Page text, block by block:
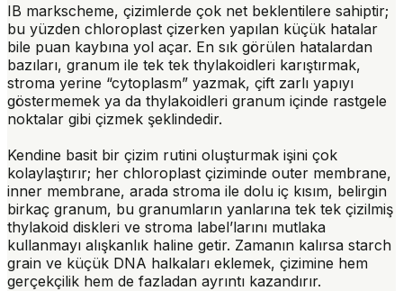
IB markscheme, çizimlerde çok net beklentilere sahiptir;
bu yüzden chloroplast çizerken yapılan küçük hatalar
bile puan kaybına yol açar. En sık görülen hatalardan
bazıları, granum ile tek tek thylakoidleri karıştırmak,
stroma yerine “cytoplasm” yazmak, çift zarlı yapıyı
göstermemek ya da thylakoidleri granum içinde rastgele
noktalar gibi çizmek şeklindedir.
Kendine basit bir çizim rutini oluşturmak işini çok
kolaylaştırır; her chloroplast çiziminde outer membrane,
inner membrane, arada stroma ile dolu iç kısım, belirgin
birkaç granum, bu granumların yanlarına tek tek çizilmiş
thylakoid diskleri ve stroma label’larını mutlaka
kullanmayı alışkanlık haline getir. Zamanın kalırsa starch
grain ve küçük DNA halkaları eklemek, çizimine hem
gerçekçilik hem de fazladan ayrıntı kazandırır.